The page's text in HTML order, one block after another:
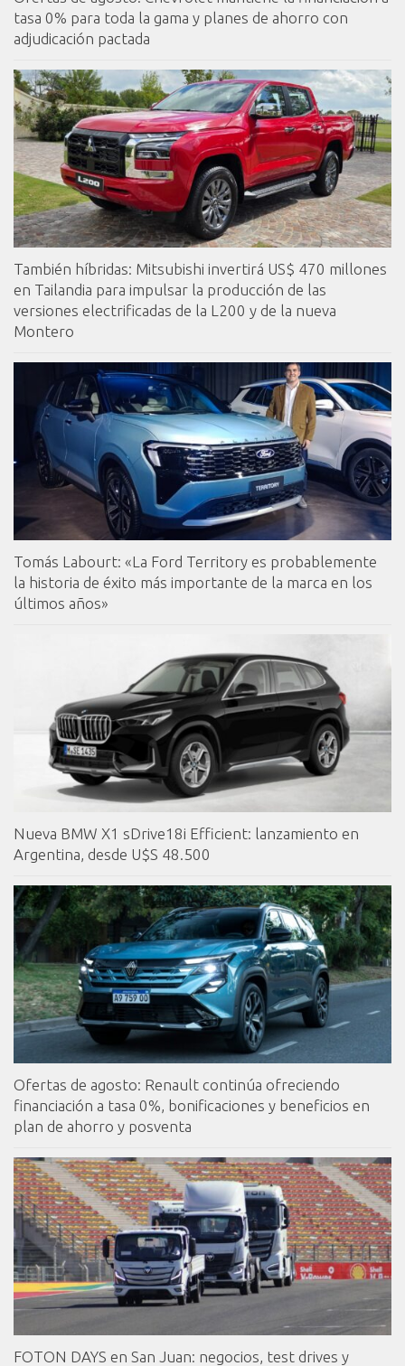
tasa 0% para toda la gama y planes de ahorro con
adjudicación pactada
También híbridas: Mitsubishi invertirá US$ 470 millones
en Tailandia para impulsar la producción de las
versiones electrificadas de la L200 y de la nueva
Montero
Tomás Labourt: «La Ford Territory es probablemente
la historia de éxito más importante de la marca en los
últimos años»
Nueva BMW X1 sDrive18i Efficient: lanzamiento en
Argentina, desde U$S 48.500
Ofertas de agosto: Renault continúa ofreciendo
financiación a tasa 0%, bonificaciones y beneficios en
plan de ahorro y posventa
FOTON DAYS en San Juan: negocios, test drives y